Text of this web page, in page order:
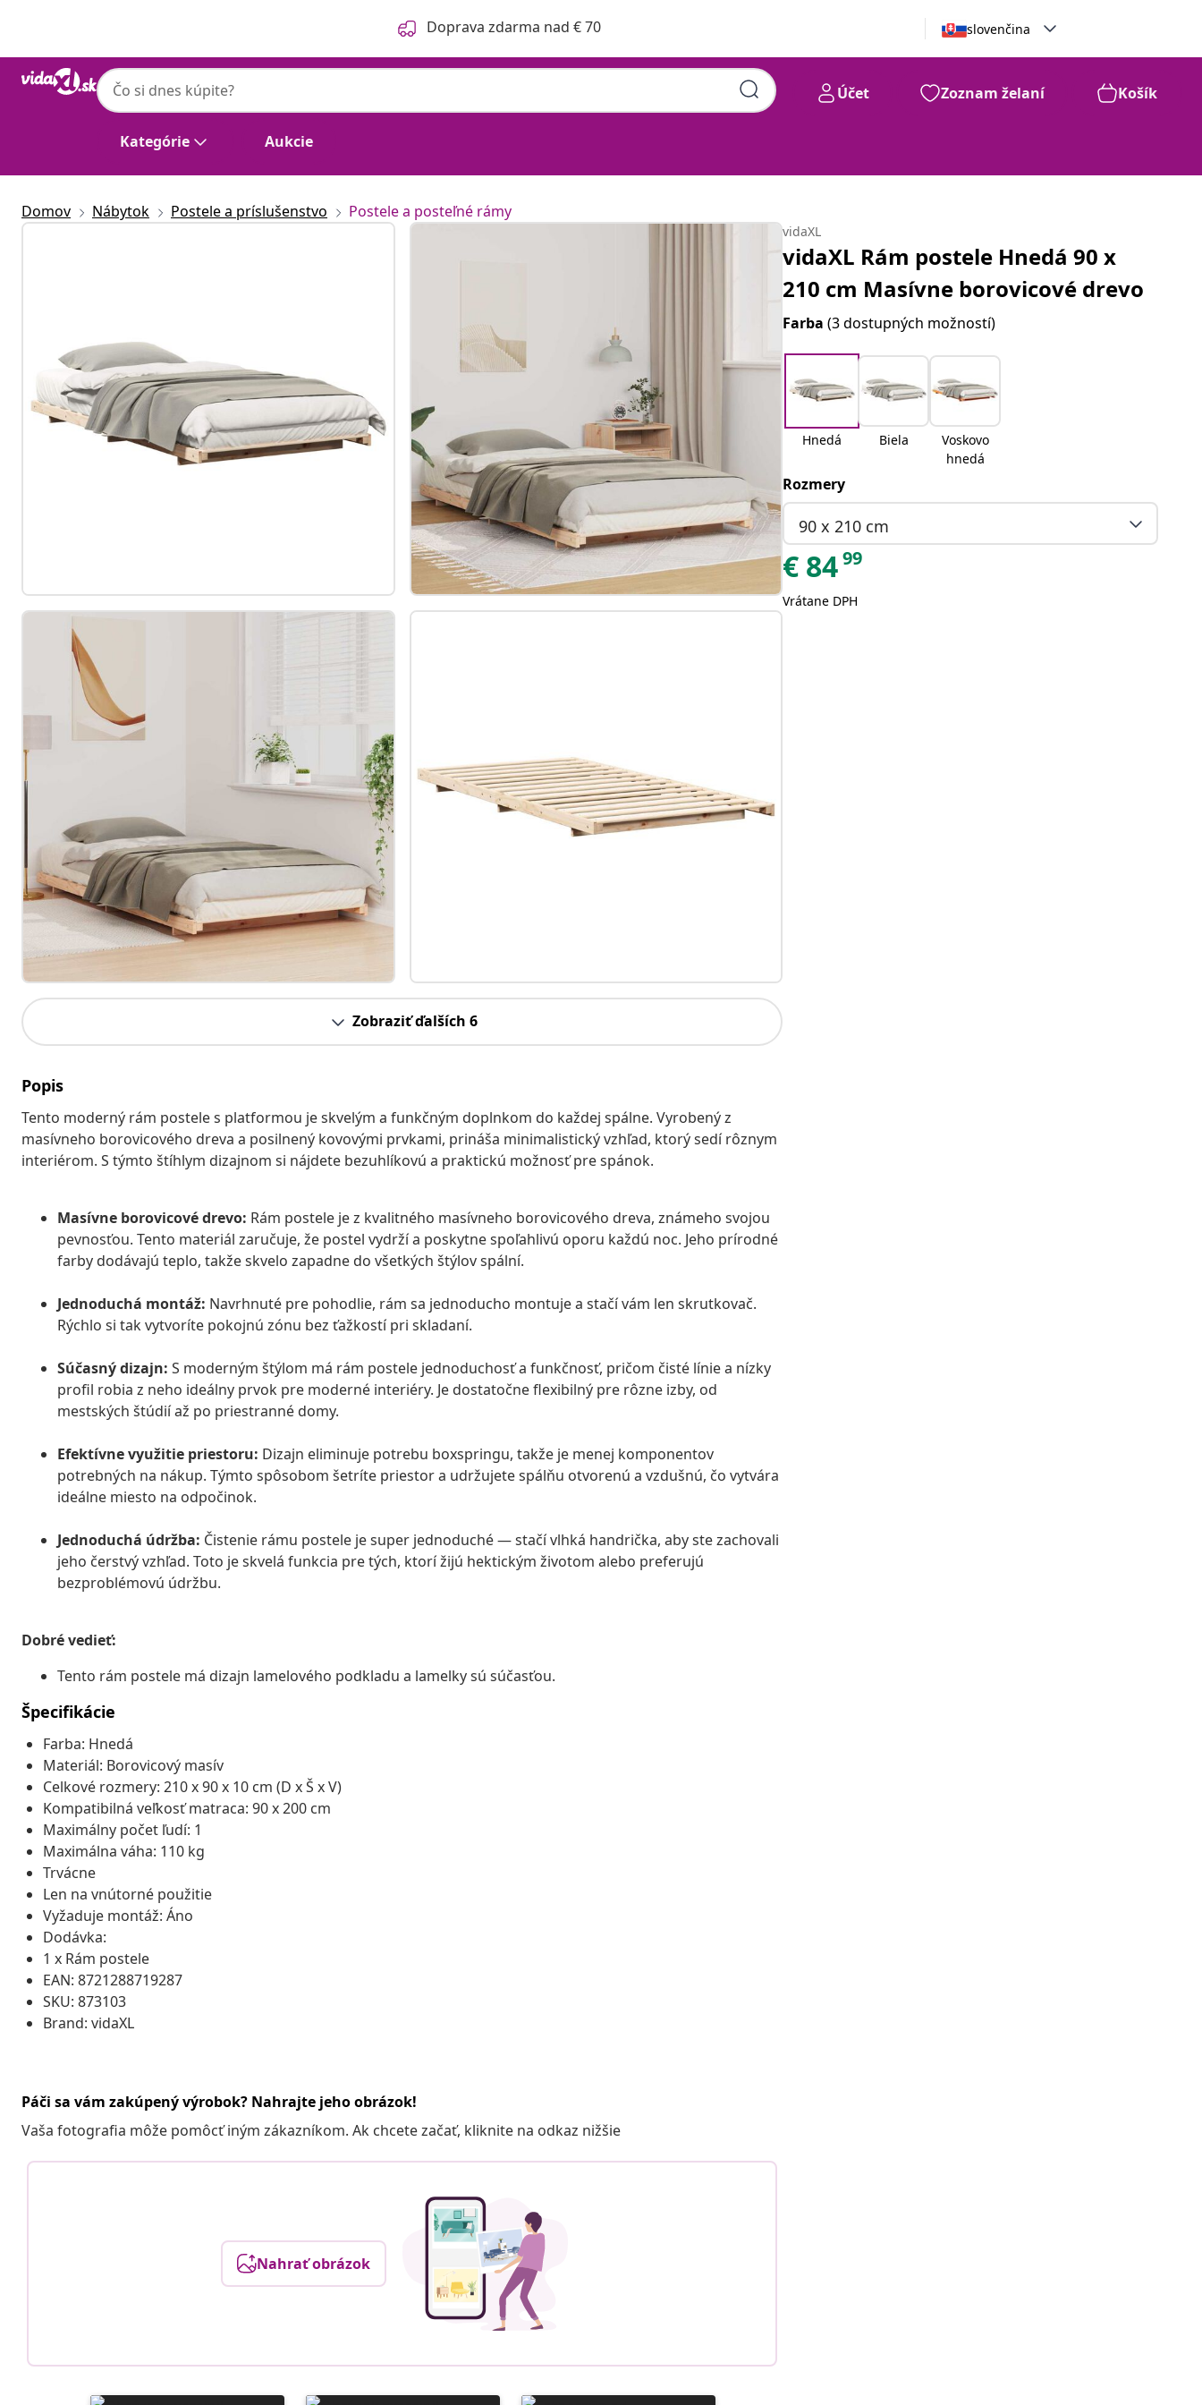
Doprava zdarma nad € 70 slovenčina
Kategórie Aukcie
Účet Zoznam želaní Košík
Domov Nábytok Postele a príslušenstvo Postele a posteľné rámy
Zobraziť ďalších 6
Popis
Tento moderný rám postele s platformou je skvelým a funkčným doplnkom do každej spálne. Vyrobený z
masívneho borovicového dreva a posilnený kovovými prvkami, prináša minimalistický vzhľad, ktorý sedí rôznym
interiérom. S týmto štíhlym dizajnom si nájdete bezuhlíkovú a praktickú možnosť pre spánok.
Masívne borovicové drevo: Rám postele je z kvalitného masívneho borovicového dreva, známeho svojou
pevnosťou. Tento materiál zaručuje, že postel vydrží a poskytne spoľahlivú oporu každú noc. Jeho prírodné
farby dodávajú teplo, takže skvelo zapadne do všetkých štýlov spální.
Jednoduchá montáž: Navrhnuté pre pohodlie, rám sa jednoducho montuje a stačí vám len skrutkovač.
Rýchlo si tak vytvoríte pokojnú zónu bez ťažkostí pri skladaní.
Súčasný dizajn: S moderným štýlom má rám postele jednoduchosť a funkčnosť, pričom čisté línie a nízky
profil robia z neho ideálny prvok pre moderné interiéry. Je dostatočne flexibilný pre rôzne izby, od
mestských štúdií až po priestranné domy.
Efektívne využitie priestoru: Dizajn eliminuje potrebu boxspringu, takže je menej komponentov
potrebných na nákup. Týmto spôsobom šetríte priestor a udržujete spálňu otvorenú a vzdušnú, čo vytvára
ideálne miesto na odpočinok.
Jednoduchá údržba: Čistenie rámu postele je super jednoduché — stačí vlhká handrička, aby ste zachovali
jeho čerstvý vzhľad. Toto je skvelá funkcia pre tých, ktorí žijú hektickým životom alebo preferujú
bezproblémovú údržbu.
Dobré vedieť:
Tento rám postele má dizajn lamelového podkladu a lamelky sú súčasťou.
Špecifikácie
Farba: Hnedá
Materiál: Borovicový masív
Celkové rozmery: 210 x 90 x 10 cm (D x Š x V)
Kompatibilná veľkosť matraca: 90 x 200 cm
Maximálny počet ľudí: 1
Maximálna váha: 110 kg
Trvácne
Len na vnútorné použitie
Vyžaduje montáž: Áno
Dodávka:
1 x Rám postele
EAN: 8721288719287
SKU: 873103
Brand: vidaXL
Páči sa vám zakúpený výrobok? Nahrajte jeho obrázok!
Vaša fotografia môže pomôcť iným zákazníkom. Ak chcete začať, kliknite na odkaz nižšie
Nahrať obrázok
vidaXL
vidaXL Rám postele Hnedá 90 x
210 cm Masívne borovicové drevo
Farba(3 dostupných možností)
Hnedá Biela
Voskovo
hnedá
Rozmery
90 x 210 cm
€ 8499
Vrátane DPH